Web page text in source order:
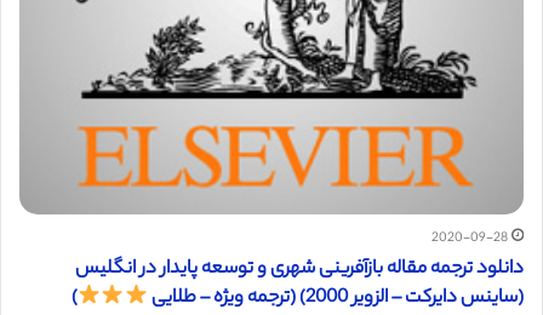
2020-09-28
دانلود ترجمه مقاله بازآفرینی شهری و توسعه پایدار در انگلیس
(ساینس دایرکت – الزویر 2000) (ترجمه ویژه – طلایی
)